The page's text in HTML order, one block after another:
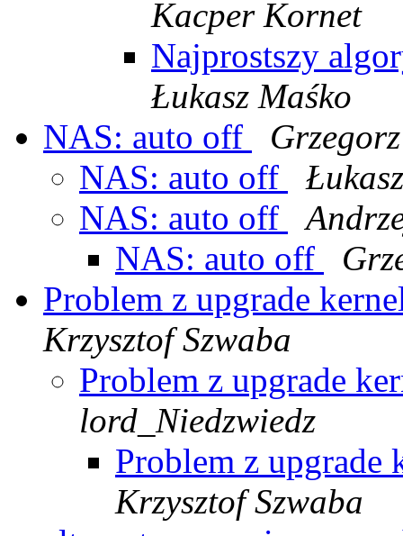
Kacper Kornet
Najprostszy
Łukasz Maśko
NAS: auto off
NAS: auto off
NAS: auto off
NAS: auto off
Problem z upgrade
Krzysztof Szwaba
Problem z upgrade
lord_Niedzwiedz
Problem z
Krzysztof Szwaba